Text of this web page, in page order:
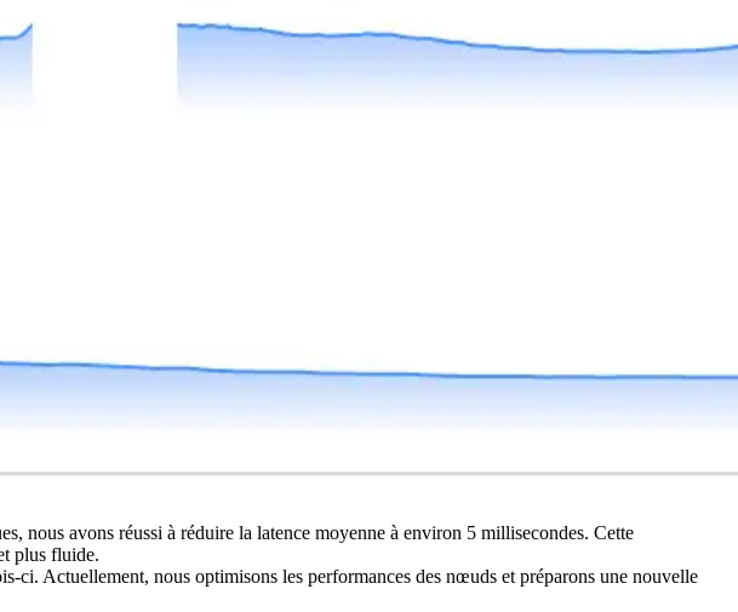
nous avons réussi à réduire la latence moyenne à environ 5 millisecondes. Cette
plus fluide.
Actuellement, nous optimisons les performances des nœuds et préparons une nouvelle